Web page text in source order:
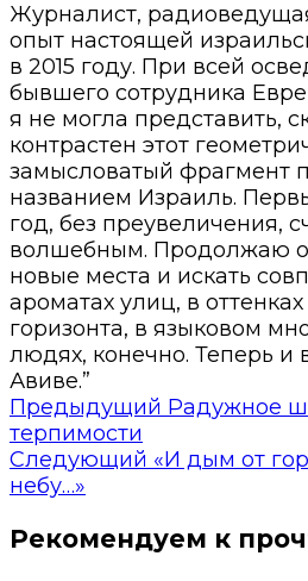
Журналист,
опыт настоящей
в 2015 году. При всей
бывшего сотрудника
я не могла представить,
контрастен этот
замысловатый фрагмент
названием Израиль.
год, без преувеличения,
волшебным. Продолжаю
новые места и искать
ароматах улиц, в
горизонта, в языковом
людях, конечно. Теперь и
Авиве.”
Предыдущий Радужное
терпимости
Следующий «И дым от
небу…»
Рекомендуем к